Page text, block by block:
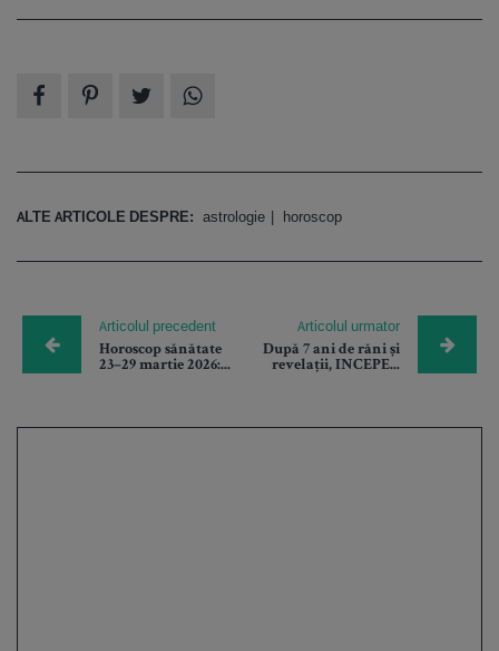
ALTE ARTICOLE DESPRE: astrologie horoscop
Articolul precedent
Horoscop sănătate
23–29 martie 2026:...
Articolul urmator
După 7 ani de răni și
revelații, INCEPE...